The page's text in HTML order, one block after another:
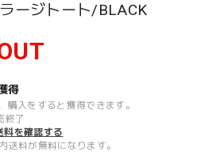
ージトート/BLACK
得
購入をすると獲得できます。
終了
料を確認する
料が無料になります。